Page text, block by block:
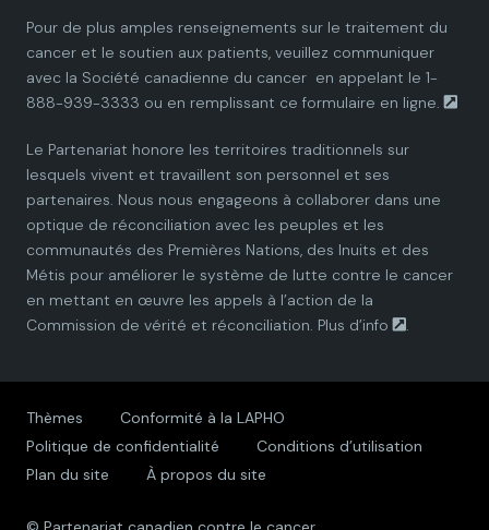
a
n
P
a
r
t
e
a
n
P
a
r
t
e
a
n
P
a
r
t
e
a
n
P
a
r
t
e
a
n
P
a
r
t
Pour de plus amples renseignements sur le traitement du
cancer et le soutien aux patients, veuillez communiquer
avec la Société canadienne du cancer en appelant le 1-
888-939-3333 ou en remplissant ce formulaire en ligne.
Le Partenariat honore les territoires traditionnels sur
lesquels vivent et travaillent son personnel et ses
partenaires. Nous nous engageons à collaborer dans une
optique de réconciliation avec les peuples et les
communautés des Premières Nations, des Inuits et des
Métis pour améliorer le système de lutte contre le cancer
en mettant en œuvre les appels à l’action de la
Commission de vérité et réconciliation. Plus d’info .
Thèmes
Conformité à la LAPHO
Politique de confidentialité
Conditions d’utilisation
Plan du site
À propos du site